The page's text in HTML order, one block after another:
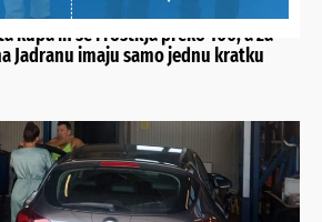
kupa ih se i roštilja preko 100, a za
Jadranu imaju samo jednu kratku